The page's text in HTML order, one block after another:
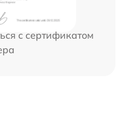
с сертификатом